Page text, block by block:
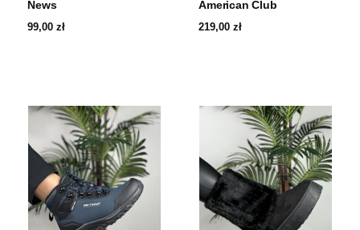
News
99,00zł
American Club
219,00zł